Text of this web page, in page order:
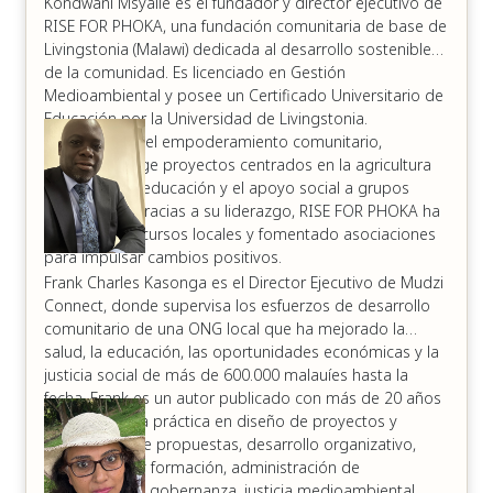
Raymond está actualmente cursando un doctorado en
la Universidad de Lisboa, donde su investigación se
centra en la movilización de la diáspora musulmana
norteamericana para el desarrollo local y global,
explorando la intersección de la filantropía, las finanzas
islámicas y el compromiso de la diáspora.
Fluido en inglés, francés, árabe y español, Raymond
aporta una perspectiva multicultural a su trabajo y habla
regularmente en conferencias internacionales sobre
recaudación de fondos, filantropía, compromiso de la
diáspora y finanzas innovadoras. Su liderazgo de
pensamiento enfatiza enfoques descolonizados y
centrados en la comunidad que empoderan a las
organizaciones de base y a las comunidades de la
diáspora para liderar su propio desarrollo.
Raymond Soussa es el Fundador y CEO de Eternal
Sparks Consulting (ESC) y presidente de la junta del
Muslim Philanthropy Network, organizaciones dedicadas
a movilizar recursos para el impacto social, la filantropía
y el desarrollo sostenible. Bajo su liderazgo, ESC ha
recaudado más de 30 millones de dólares para
organizaciones sin fines de lucro, empresas sociales y
organizaciones comunitarias en Canadá y a nivel
internacional.
Con experiencia en redacción de subvenciones,
donaciones importantes, patrocinio corporativo y
movilización estratégica de recursos, Raymond ha
apoyado a más de 50 organizaciones para desbloquear
financiamiento y construir capacidad duradera.
Raymond está actualmente cursando un doctorado en
la Universidad de Lisboa, donde su investigación se
centra en la movilización de la diáspora musulmana
norteamericana para el desarrollo local y global,
explorando la intersección de la filantropía, las finanzas
islámicas y el compromiso de la diáspora.
RISE FOR PHOKA, una fundación comunitaria de base de
Livingstonia (Malawi) dedicada al desarrollo sostenible
de la comunidad. Es licenciado en Gestión
Medioambiental y posee un Certificado Universitario de
Educación por la Universidad de Livingstonia.
Apasionado del empoderamiento comunitario,
Kondwani dirige proyectos centrados en la agricultura
sostenible, la educación y el apoyo social a grupos
vulnerables. Gracias a su liderazgo, RISE FOR PHOKA ha
movilizado recursos locales y fomentado asociaciones
para impulsar cambios positivos.
Frank Charles Kasonga es el Director Ejecutivo de Mudzi
Connect, donde supervisa los esfuerzos de desarrollo
comunitario de una ONG local que ha mejorado la
salud, la educación, las oportunidades económicas y la
justicia social de más de 600.000 malauíes hasta la
fecha. Frank es un autor publicado con más de 20 años
de experiencia práctica en diseño de proyectos y
elaboración de propuestas, desarrollo organizativo,
capacitación y formación, administración de